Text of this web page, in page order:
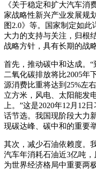
《关于稳定和扩大汽车消
家战略性新兴产业发展规
图2.0》等。国家制定如
大力的支持与关注，归根
战略方针，具有长期的战
首先，推动碳中和达成。
二氧化碳排放将比2005年
源消费比重将达到25%左
立方米，风电、太阳能发
上。”这是2020年12月12
话节选。我国现阶段大力
现碳达峰、碳中和的重要举
其次，减少石油依赖度。
汽车年消耗石油近3亿吨
为世界经济格局中重要两